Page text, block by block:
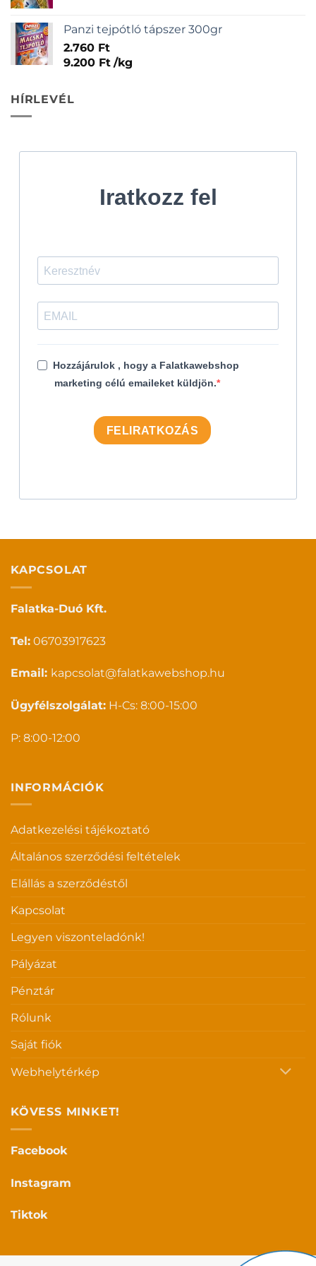
Panzi tejpótló tápszer 300gr
2.760 Ft
9.200 Ft /kg
HÍRLEVÉL
Iratkozz fel
Hozzájárulok , hogy a Falatkawebshop
marketing célú emaileket küldjön.
FELIRATKOZÁS
KAPCSOLAT
Falatka-Duó Kft.
Tel: 06703917623
Email: kapcsolat@falatkawebshop.hu
Ügyfélszolgálat: H-Cs: 8:00-15:00
P: 8:00-12:00
INFORMÁCIÓK
Adatkezelési tájékoztató
Általános szerződési feltételek
Elállás a szerződéstől
Kapcsolat
Legyen viszonteladónk!
Pályázat
Pénztár
Rólunk
Saját fiók
Webhelytérkép
KÖVESS MINKET!
Facebook
Instagram
Tiktok